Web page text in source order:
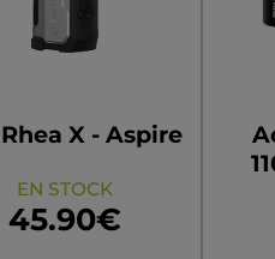
X - Aspire
EN STOCK
45.90€